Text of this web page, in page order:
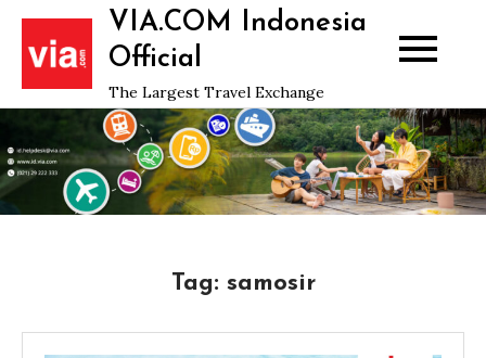
Skip
content
VIA.COM Indonesia
Official
The Largest Travel Exchange
Tag: samosir